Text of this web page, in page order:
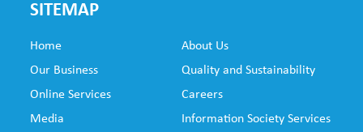
SITEMAP
Home
About Us
Our Business
Quality and Sustainability
Online Services
Careers
Media
Information Society Services